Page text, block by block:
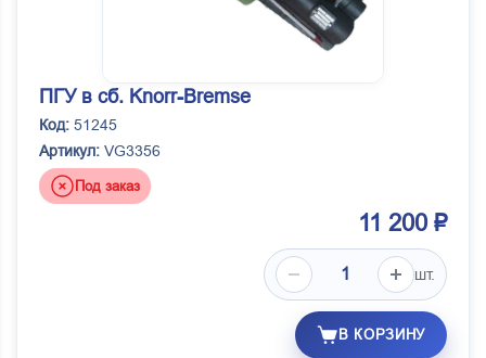
ПГУ в сб. Knorr-Bremse
Код: 51245
Артикул: VG3356
Под заказ
11 200 ₽
шт.
В КОРЗИНУ